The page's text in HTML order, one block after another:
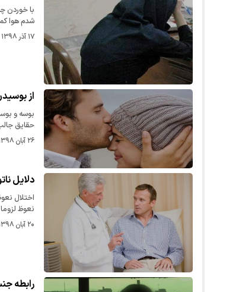
با خوردن
شدم هوا
۱۷ آذر ۱۳۹۸
از
بوسه و
حقایق
۲۶ آبان ۱۳۹۸
دلایل
اختلال
نعوظ
۲۰ آبان ۱۳۹۸
رابطه